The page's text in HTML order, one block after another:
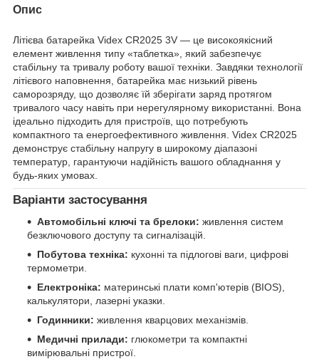
Опис
Літієва батарейка Videx CR2025 3V — це високоякісний
елемент живлення типу «таблетка», який забезпечує
стабільну та тривалу роботу вашої техніки. Завдяки технології
літієвого наповнення, батарейка має низький рівень
саморозряду, що дозволяє їй зберігати заряд протягом
тривалого часу навіть при нерегулярному використанні. Вона
ідеально підходить для пристроїв, що потребують
компактного та енергоефективного живлення. Videx CR2025
демонструє стабільну напругу в широкому діапазоні
температур, гарантуючи надійність вашого обладнання у
будь-яких умовах.
Варіанти застосування
Автомобільні ключі та брелоки: живлення систем
безключового доступу та сигналізацій.
Побутова техніка: кухонні та підлогові ваги, цифрові
термометри.
Електроніка: материнські плати комп'ютерів (BIOS),
калькулятори, лазерні указки.
Годинники: живлення кварцових механізмів.
Медичні прилади: глюкометри та компактні
вимірювальні пристрої.